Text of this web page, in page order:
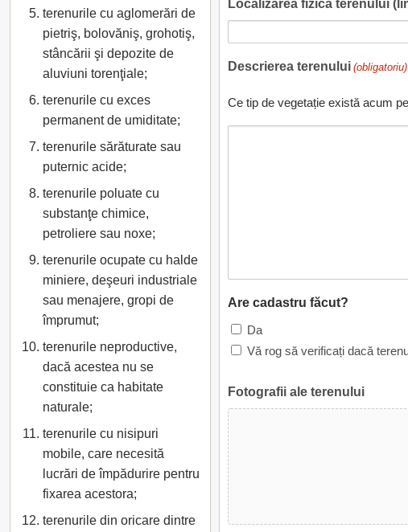
Localizarea fizică terenului
Descrierea terenului (obligatoriu)
Ce tip de vegetație există acum
Are cadastru făcut?
Da
Vă rog să verificați dacă
Fotografii ale terenului
terenurile cu aglomerări de
pietriş, bolovăniş, grohotiş,
stâncării şi depozite de
aluviuni torenţiale;
terenurile cu exces
permanent de umiditate;
terenurile sărăturate sau
puternic acide;
terenurile poluate cu
substanţe chimice,
petroliere sau noxe;
terenurile ocupate cu halde
miniere, deşeuri industriale
sau menajere, gropi de
împrumut;
terenurile neproductive,
dacă acestea nu se
constituie ca habitate
naturale;
terenurile cu nisipuri
mobile, care necesită
lucrări de împădurire pentru
fixarea acestora;
terenurile din oricare dintre